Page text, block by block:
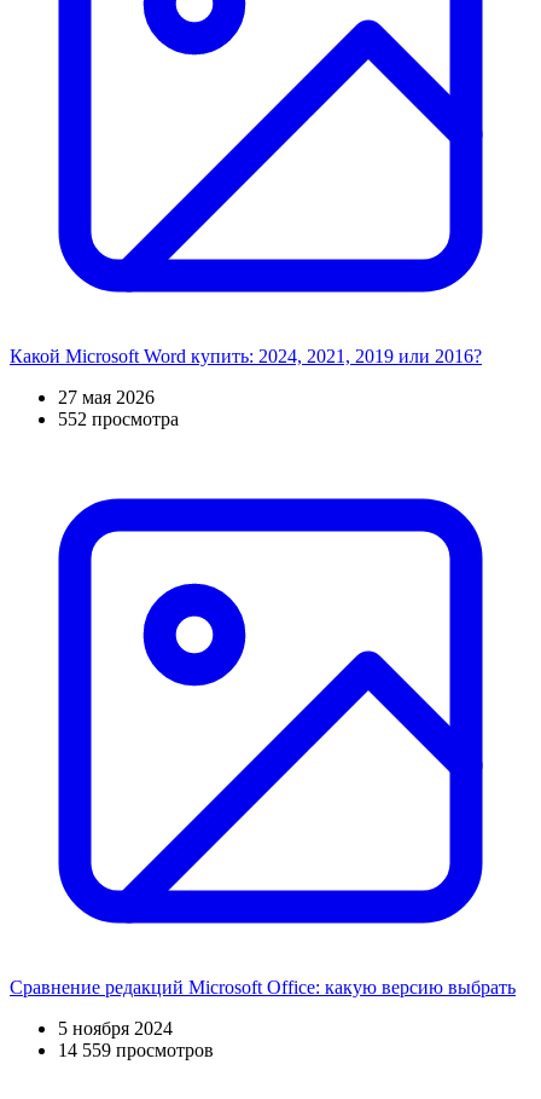
Какой Microsoft Word купить: 2024, 2021, 2019 или 2016?
27 мая 2026
552 просмотра
Сравнение редакций Microsoft Office: какую версию выбрать
5 ноября 2024
14 559 просмотров